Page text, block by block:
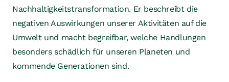
Nachhaltigkeitstransformation. Er beschreibt die
negativen Auswirkungen unserer Aktivitäten auf die
Umwelt und macht begreifbar, welche Handlungen
besonders schädlich für unseren Planeten und
kommende Generationen sind.